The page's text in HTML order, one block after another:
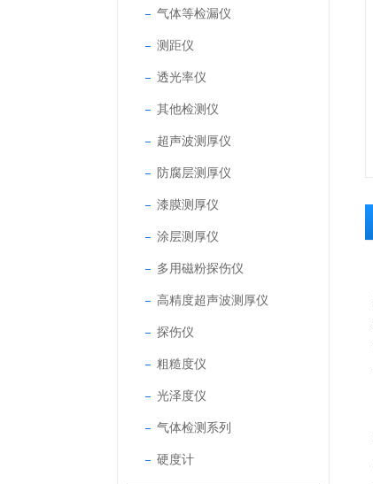
气体等检漏仪
测距仪
透光率仪
其他检测仪
超声波测厚仪
防腐层测厚仪
漆膜测厚仪
涂层测厚仪
多用磁粉探伤仪
高精度超声波测厚仪
探伤仪
粗糙度仪
光泽度仪
气体检测系列
硬度计